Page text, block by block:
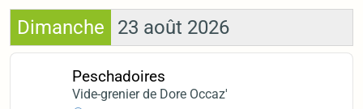
Dimanche 23 août 2026
Peschadoires
Vide-grenier de Dore Occaz'